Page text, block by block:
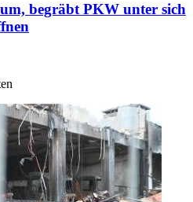
begräbt PKW unter sich